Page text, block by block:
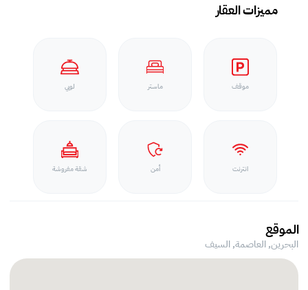
مميزات العقار
موقف ماستر لوبي
انترنت أمن شقة مفروشة
الموقع
البحرين, العاصمة,السيف